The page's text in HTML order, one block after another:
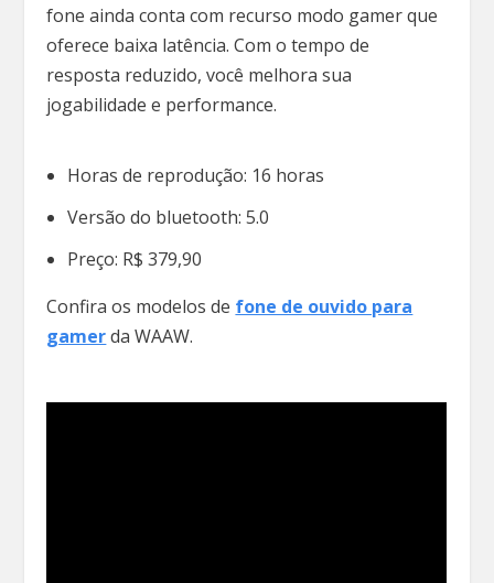
fone ainda conta com recurso modo gamer que
oferece baixa latência. Com o tempo de
resposta reduzido, você melhora sua
jogabilidade e performance.
Horas de reprodução: 16 horas
Versão do bluetooth: 5.0
Preço: R$ 379,90
Confira os modelos de fone de ouvido para
gamerda WAAW.